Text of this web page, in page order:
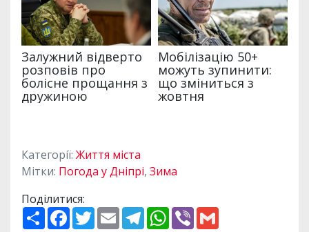
Категорії: Життя міста
Мітки: Погода у Дніпрі, Зима
Поділитися:
П
о
F
a
T
w
E
m
T
e
W
h
V